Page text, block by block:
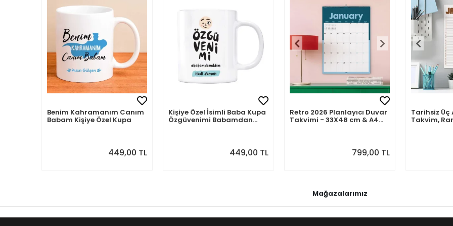
Benim Kahramanım Canım
Babam Kişiye Özel Kupa
449,00 TL
Kişiye Özel İsimli Baba Kupa
Özgüvenimi Babamdan
449,00 TL
Retro 2026 Planlayıcı Duvar
Takvimi - 33X48 cm & A4
799,00 TL
Tarihsiz Üç
Takvim,
Mağazalarımız